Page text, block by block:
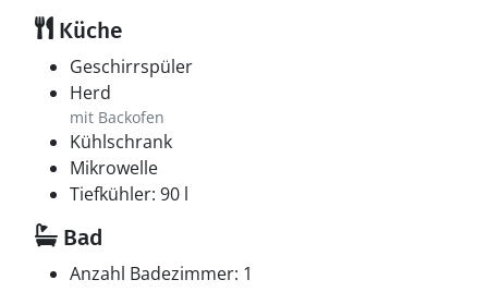
Küche
Geschirrspüler
Herd
mit Backofen
Kühlschrank
Mikrowelle
Tiefkühler: 90 l
Bad
Anzahl Badezimmer: 1